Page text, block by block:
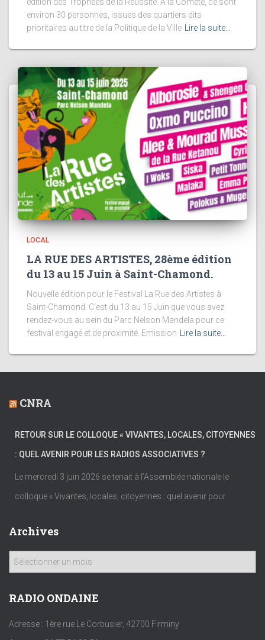
édition des Trophées de la Réussite. A la Comète, ce sont
environ 30 personnes, issues des quartiers dits
prioritaires au titre de la Politique de la Ville Lire la suite…
LOCAL
LA RUE DES ARTISTES, 28ème édition
du 13 au 15 Juin à Saint-Chamond.
Nouvelle édition pour le Festival La Rue des Artistes à
Saint-Chamond. C’est du 13 au 15 Juin que vous avez
rendez-vous au sein du Parc Nelson Mandela pour ce
festival engagé et de proximité. Emission
Lire la suite…
CNRA
RETOUR SUR LE COLLOQUE « VIVANTES, LOCALES, CITOYENNES
: QUEL AVENIR POUR LES RADIOS ASSOCIATIVES ?
Le mercredi 3 juin 2026 se tenait à l’Assemblée nationale le
colloque « Vivantes, locales, citoyennes : quel avenir pour
Archives
h
v
RADIO ONDAINE
Adresse : 1ère rue Le Corbusier, 42700 Firminy